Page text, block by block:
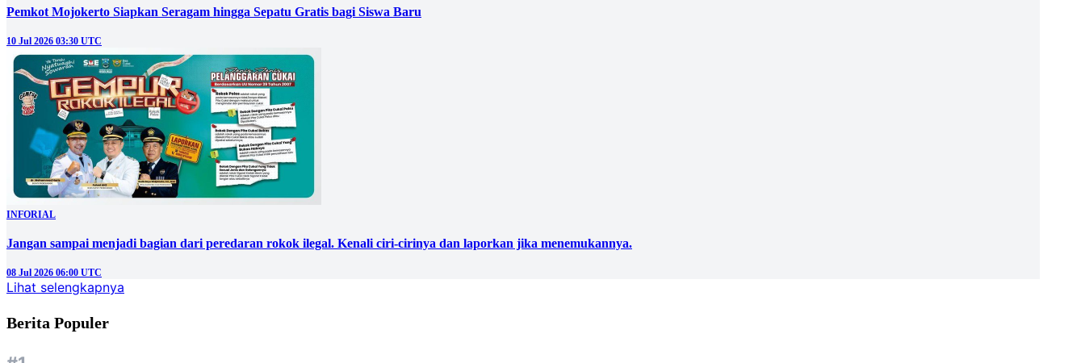
Pemkot Mojokerto Siapkan Seragam hingga Sepatu Gratis bagi Siswa Baru
10 Jul 2026 03:30 UTC
INFORIAL
Jangan sampai menjadi bagian dari peredaran rokok ilegal. Kenali ciri-cirinya dan laporkan jika menemukannya.
08 Jul 2026 06:00 UTC
Lihat selengkapnya
Berita Populer